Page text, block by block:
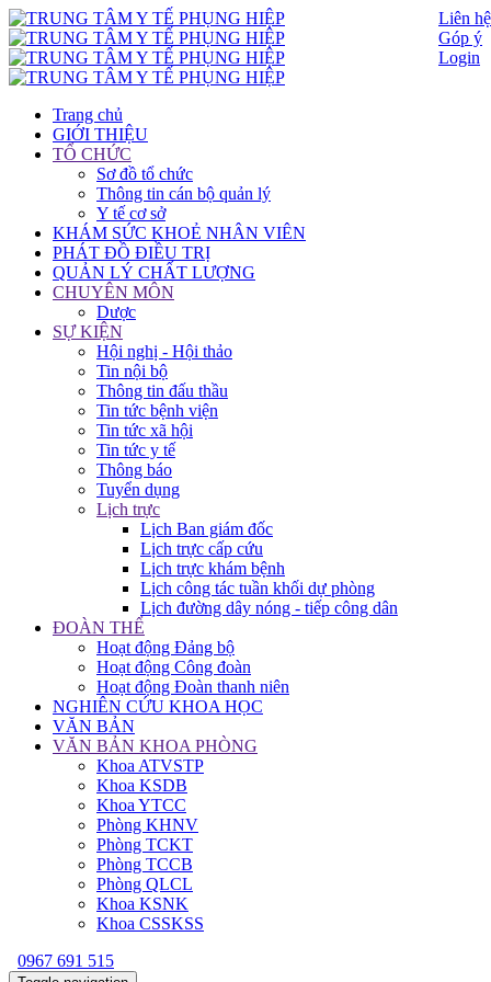
Liên hệ
Góp ý
Login
Trang chủ
GIỚI THIỆU
TỔ CHỨC
Sơ đồ tổ chức
Thông tin cán bộ quản lý
Y tế cơ sở
KHÁM SỨC KHOẺ NHÂN VIÊN
PHÁT ĐỒ ĐIỀU TRỊ
QUẢN LÝ CHẤT LƯỢNG
CHUYÊN MÔN
Dược
SỰ KIỆN
Hội nghị - Hội thảo
Tin nội bộ
Thông tin đấu thầu
Tin tức bệnh viện
Tin tức xã hội
Tin tức y tế
Thông báo
Tuyển dụng
Lịch trực
Lịch Ban giám đốc
Lịch trực cấp cứu
Lịch trực khám bệnh
Lịch công tác tuần khối dự phòng
Lịch đường dây nóng - tiếp công dân
ĐOÀN THỂ
Hoạt động Đảng bộ
Hoạt động Công đoàn
Hoạt động Đoàn thanh niên
NGHIÊN CỨU KHOA HỌC
VĂN BẢN
VĂN BẢN KHOA PHÒNG
Khoa ATVSTP
Khoa KSDB
Khoa YTCC
Phòng KHNV
Phòng TCKT
Phòng TCCB
Phòng QLCL
Khoa KSNK
Khoa CSSKSS
0967 691 515